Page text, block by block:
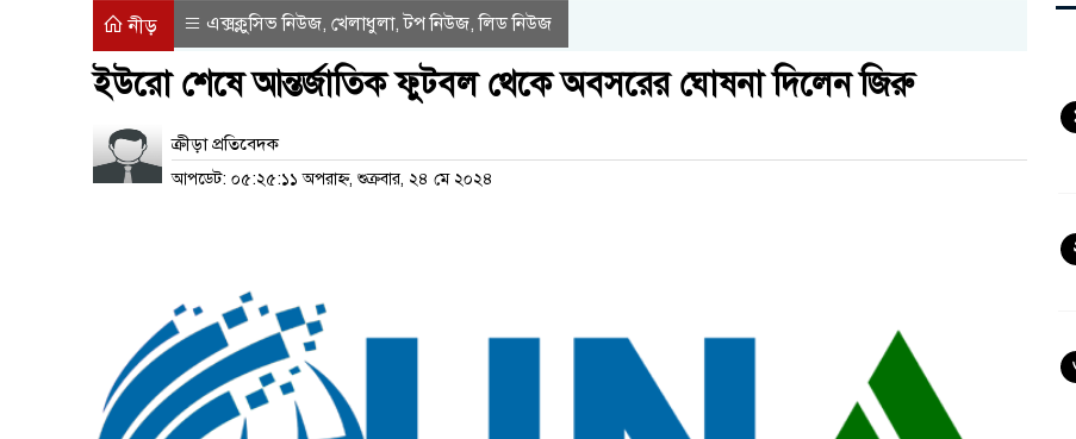
নীড় এক্সক্লুসিভ নিউজ খেলাধুলা,টপ নিউজ ,লিড নিউজ
ইউরো শেষে আন্তর্জাতিক ফুটবল থেকে অবসরের ঘোষনা দিলেন জিরু
ক্রীড়া প্রতিবেদক
আপডেট: ০৫:২৫:১১ অপরাহ্ন, শুক্রবার, ২৪ মে ২০২৪